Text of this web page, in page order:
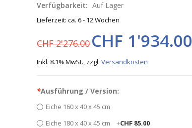
Verfügbarkeit: Auf Lager
Lieferzeit: ca. 6 - 12 Wochen
CHF 2'276.00CHF 1'934.00
Inkl. 8.1% MwSt., zzgl.Versandkosten
*Ausführung / Version:
Eiche 160 x 40 x 45 cm
Eiche 180 x 40 x 45 cm
+CHF 85.00